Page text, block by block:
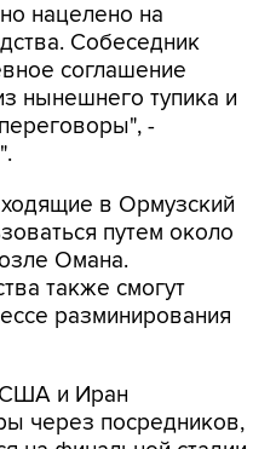
нацелено на
Собеседник
соглашение
нынешнего тупика и
-
в Ормузский
путем около
Омана.
также смогут
разминирования
США и Иран
через посредников,